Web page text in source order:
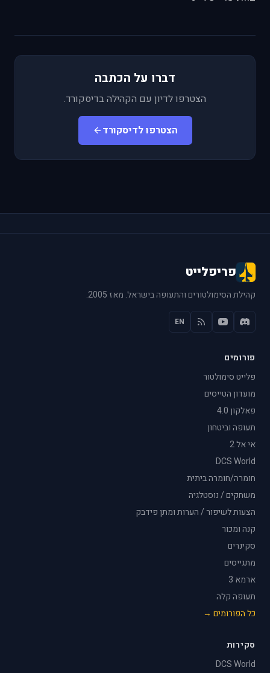
דברו על הכתבה
הצטרפו לדיון עם הקהילה בדיסקורד.
הצטרפו לדיסקורד
פריפלייט
קהילת הסימולטורים והתעופה בישראל. מאז 2005.
EN
פורומים
פלייט סימולטור
מועדון הטייסים
פאלקון 4.0
תעופה וביטחון
אי אל 2
DCS World
חומרה/חומרה ביתית
משחקים / נוסטלגיה
הצעות לשיפור / הערות ומתן פידבק
קנה ומכור
סקינרים
מתגייסים
ארמא 3
תעופה קלה
כל הפורומים →
סקירות
DCS World